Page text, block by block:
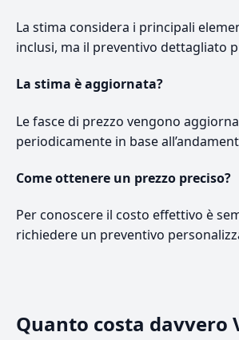
La stima considera i principali
inclusi, ma il preventivo dettagliato
La stima è aggiornata?
Le fasce di prezzo vengono
periodicamente in base
Come ottenere un prezzo preciso?
Per conoscere il costo effettivo è
richiedere un preventivo
Quanto costa davvero